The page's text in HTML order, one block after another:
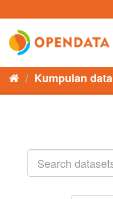
to
content
Kumpulan data